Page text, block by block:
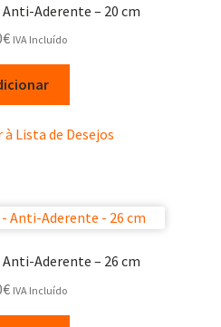
Aderente – 20 cm
€ IVA Incluído
Lista de Desejos
Aderente – 26 cm
€ IVA Incluído